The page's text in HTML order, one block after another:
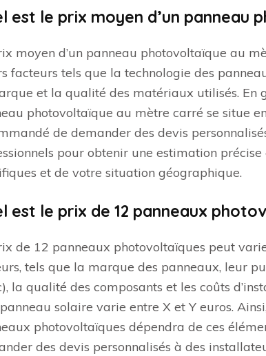
est le prix moyen d’un panneau
moyen d’un panneau photovoltaïque au
facteurs tels que la technologie des
et la qualité des matériaux utilisés. En
photovoltaïque au mètre carré se situe
de demander des devis
pour obtenir une estimation précise
et de votre situation géographique.
est le prix de 12 panneaux
de 12 panneaux photovoltaïques peut
tels que la marque des panneaux, leur
la qualité des composants et les coûts
panneau solaire varie entre X et Y euros.
photovoltaïques dépendra de ces
des devis personnalisés à des